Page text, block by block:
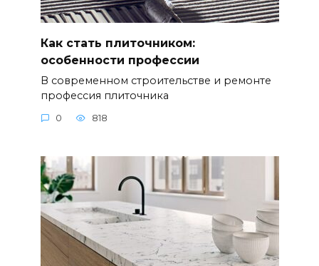
Как стать плиточником:
особенности профессии
В современном строительстве и ремонте
профессия плиточника
0 818